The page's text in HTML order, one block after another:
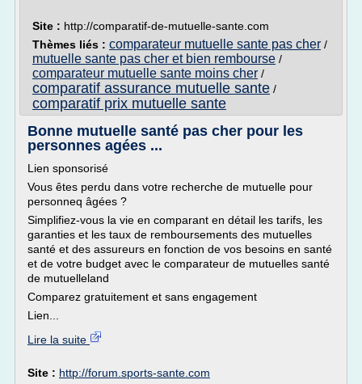
Site : http://comparatif-de-mutuelle-sante.com
Thèmes liés : comparateur mutuelle sante pas cher /
mutuelle sante pas cher et bien rembourse /
comparateur mutuelle sante moins cher /
comparatif assurance mutuelle sante /
comparatif prix mutuelle sante
Bonne mutuelle santé pas cher pour les
personnes agées ...
Lien sponsorisé
Vous êtes perdu dans votre recherche de mutuelle pour
personneq âgées ?
Simplifiez-vous la vie en comparant en détail les tarifs, les
garanties et les taux de remboursements des mutuelles
santé et des assureurs en fonction de vos besoins en santé
et de votre budget avec le comparateur de mutuelles santé
de mutuelleland
Comparez gratuitement et sans engagement
Lien...
Lire la suite
Site : http://forum.sports-sante.com